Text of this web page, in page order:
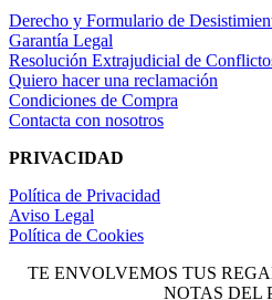
Derecho y Formulario de
Garantía Legal
Resolución Extrajudicial de
Quiero hacer una reclamación
Condiciones de Compra
Contacta con nosotros
PRIVACIDAD
Política de Privacidad
Aviso Legal
Política de Cookies
TE ENVOLVEMOS TUS
NOTAS DEL